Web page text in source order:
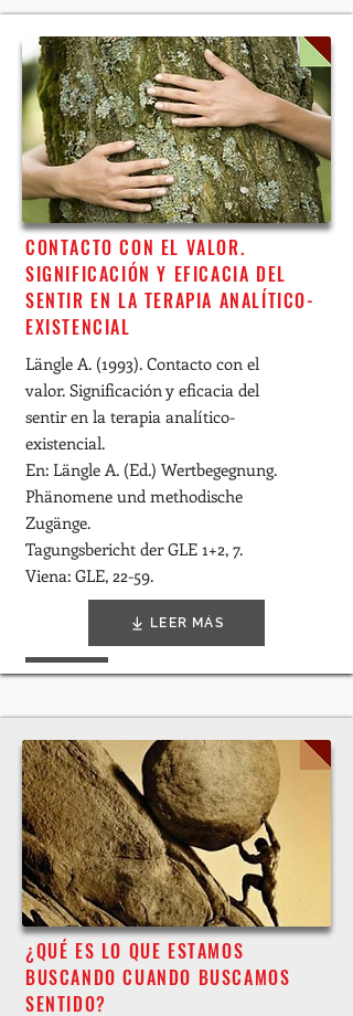
CONTACTO CON EL VALOR.
SIGNIFICACIÓN Y EFICACIA DEL
SENTIR EN LA TERAPIA ANALÍTICO-
EXISTENCIAL
Längle A. (1993). Contacto con el
valor. Significación y eficacia del
sentir en la terapia analítico-
existencial.
En: Längle A. (Ed.) Wertbegegnung.
Phänomene und methodische
Zugänge.
Tagungsbericht der GLE 1+2, 7.
Viena: GLE, 22-59.
LEER MÁS
¿QUÉ ES LO QUE ESTAMOS
BUSCANDO CUANDO BUSCAMOS
SENTIDO?